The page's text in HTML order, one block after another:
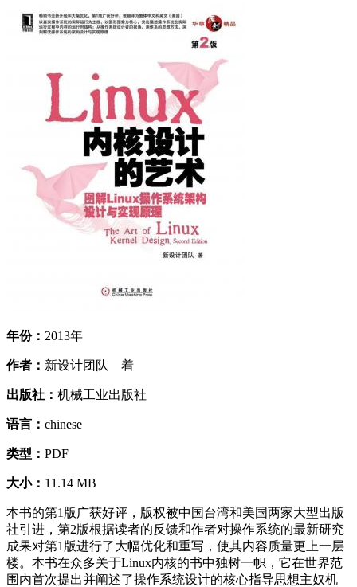
年份： 2013年
作者： 新设计团队 着
出版社： 机械工业出版社
语言： chinese
类型： PDF
大小： 11.14 MB
本书的第1版广获好评，版权被中国台湾和美国两家大型出版
社引进，第2版根据读者的反馈和作者对操作系统的最新研究
成果对第1版进行了大幅优化和重写，使其内容质量更上一层
楼。本书在众多关于Linux内核的书中独树一帜，它在世界范
围内首次提出并阐述了操作系统设计的核心指导思想主奴机